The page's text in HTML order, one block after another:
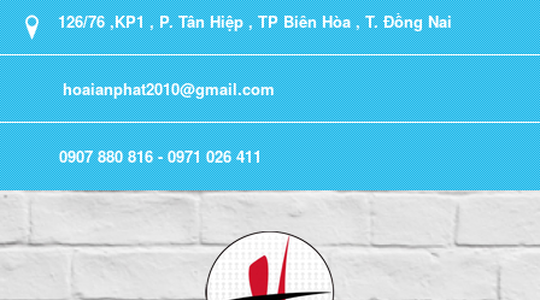
126/76 ,KP1 , P. Tân Hiệp , TP Biên Hòa , T. Đồng Nai
hoaianphat2010@gmail.com
0907 880 816 - 0971 026 411